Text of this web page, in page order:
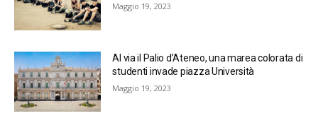
Maggio 19, 2023
Al via il Palio d’Ateneo, una marea colorata di
studenti invade piazza Università
Maggio 19, 2023